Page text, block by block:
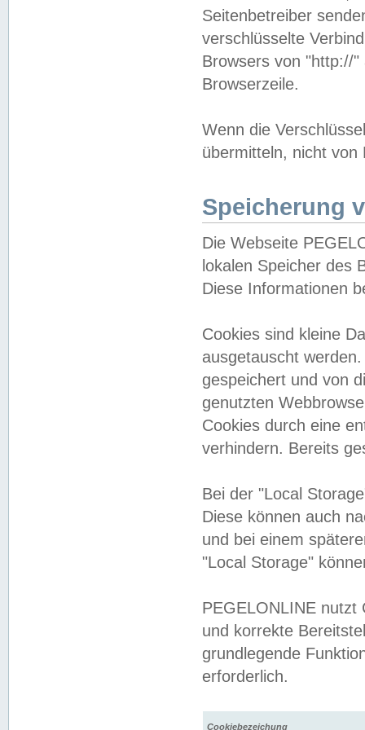
Seitenbetreiber
verschlüsselte
Browsers von "http://
Browserzeile.
Wenn die
übermitteln, nicht von
Speicherung
Die Webseite
lokalen Speicher des
Diese Informationen
Cookies sind kleine
ausgetauscht
gespeichert und von
genutzten
Cookies durch eine
verhindern. Bereits
Bei der "Local
Diese können auch
und bei einem
"Local Storage"
PEGELONLINE nutzt
und korrekte
grundlegende
erforderlich.
Cookiebezeichung